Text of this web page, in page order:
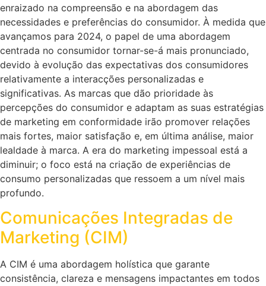
enraizado na compreensão e na abordagem das
necessidades e preferências do consumidor. À medida que
avançamos para 2024, o papel de uma abordagem
centrada no consumidor tornar-se-á mais pronunciado,
devido à evolução das expectativas dos consumidores
relativamente a interacções personalizadas e
significativas. As marcas que dão prioridade às
percepções do consumidor e adaptam as suas estratégias
de marketing em conformidade irão promover relações
mais fortes, maior satisfação e, em última análise, maior
lealdade à marca. A era do marketing impessoal está a
diminuir; o foco está na criação de experiências de
consumo personalizadas que ressoem a um nível mais
profundo.
Comunicações Integradas de
Marketing (CIM)
A CIM é uma abordagem holística que garante
consistência, clareza e mensagens impactantes em todos